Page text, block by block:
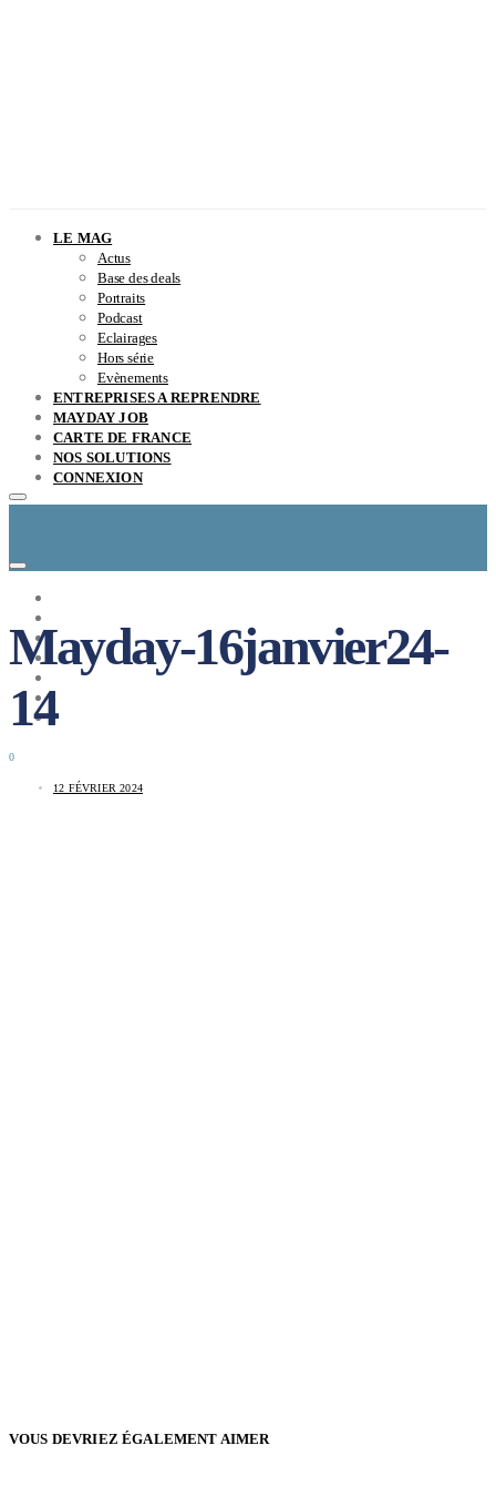
LE MAG
Actus
Base des deals
Portraits
Podcast
Eclairages
Hors série
Evènements
ENTREPRISES A REPRENDRE
MAYDAY JOB
CARTE DE FRANCE
NOS SOLUTIONS
CONNEXION
ENTREPRISES A REPRENDRE
MAYDAY JOB
CARTE DE FRANCE
CONNEXION
0
Mayday-16janvier24-
14
12 FÉVRIER 2024
VOUS DEVRIEZ ÉGALEMENT AIMER